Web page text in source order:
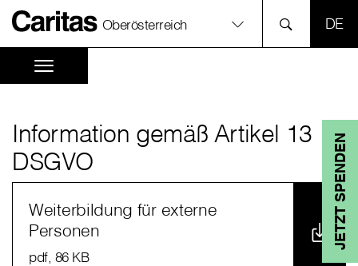
Oberösterreich
JETZT SPENDEN
Information gemäß Artikel 13
DSGVO
Weiterbildung für externe
Personen
pdf, 86 KB